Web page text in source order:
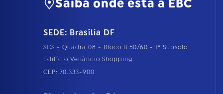
Saiba onde está a EBC
SEDE: Brasília DF
SCS - Quadra 08 - Bloco B 50/60 - 1º Subsolo
Edifício Venâncio Shopping
CEP: 70.333-900